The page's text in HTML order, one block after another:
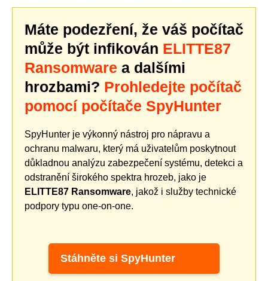
Máte podezření, že váš počítač
může být infikován ELITTE87
Ransomware a dalšími
hrozbami? Prohledejte počítač
pomocí počítače SpyHunter
SpyHunter je výkonný nástroj pro nápravu a
ochranu malwaru, který má uživatelům poskytnout
důkladnou analýzu zabezpečení systému, detekci a
odstranění širokého spektra hrozeb, jako je
ELITTE87 Ransomware, jakož i služby technické
podpory typu one-on-one.
Stáhněte si SpyHunter